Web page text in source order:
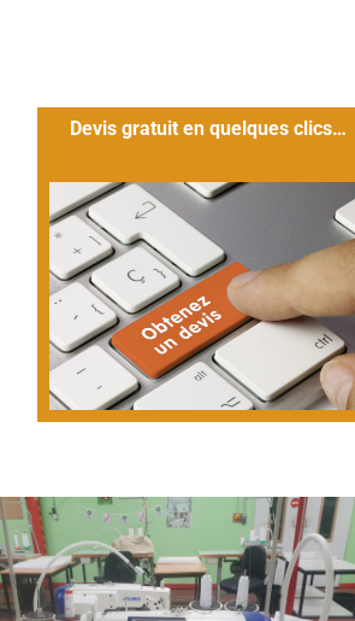
Devis gratuit en quelques clics…